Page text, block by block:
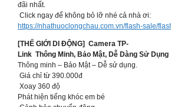
đãi nhất.
Click ngay để không bỏ lỡ nhé cả nhà ơi:
https://nhathuoclongchau.com.vn/flash-sale/
[THẾ GIỚI DI ĐỘNG] Camera TP-
Link Thông Minh, Bảo Mật, Dễ Dàng Sử Dụng
Thông minh – Bảo Mật – Dễ sử dụng.
Giá chỉ từ 390.000đ
Xoay 360 độ
Phát hiện tiếng khóc em bé